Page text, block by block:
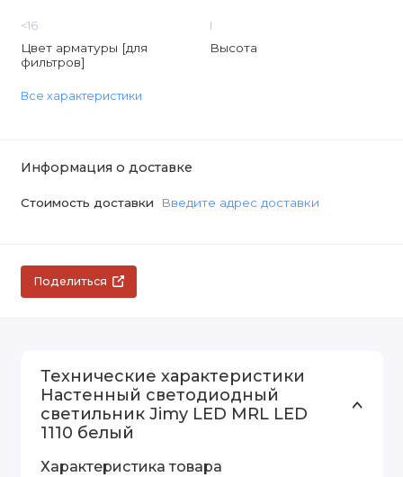
<16
Цвет арматуры [для
фильтров]
I
Высота
Все характеристики
Информация о доставке
Стоимость доставки Введите адрес доставки
Поделиться
Технические характеристики
Настенный светодиодный
светильник Jimy LED MRL LED
1110 белый
Характеристика товара